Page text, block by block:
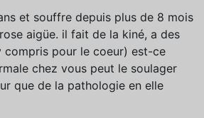
et souffre depuis plus de 8 mois
aigüe. il fait de la kiné, a des
compris pour le coeur) est-ce
chez vous peut le soulager
que de la pathologie en elle